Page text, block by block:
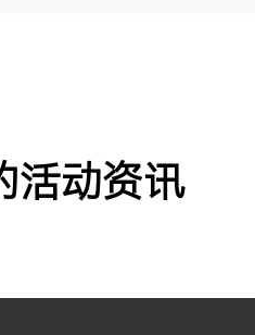
活动资讯